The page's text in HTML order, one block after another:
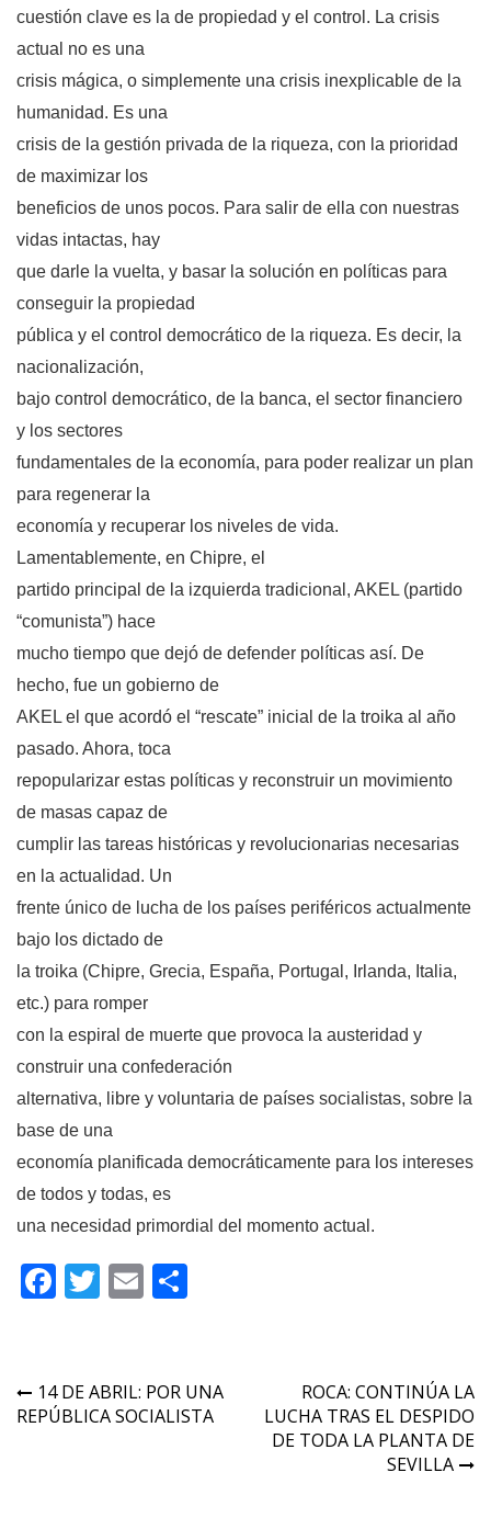
cuestión clave es la de propiedad y el control. La crisis
actual no es una
crisis mágica, o simplemente una crisis inexplicable de la
humanidad. Es una
crisis de la gestión privada de la riqueza, con la prioridad
de maximizar los
beneficios de unos pocos. Para salir de ella con nuestras
vidas intactas, hay
que darle la vuelta, y basar la solución en políticas para
conseguir la propiedad
pública y el control democrático de la riqueza. Es decir, la
nacionalización,
bajo control democrático, de la banca, el sector financiero
y los sectores
fundamentales de la economía, para poder realizar un plan
para regenerar la
economía y recuperar los niveles de vida.
Lamentablemente, en Chipre, el
partido principal de la izquierda tradicional, AKEL (partido
“comunista”) hace
mucho tiempo que dejó de defender políticas así. De
hecho, fue un gobierno de
AKEL el que acordó el “rescate” inicial de la troika al año
pasado. Ahora, toca
repopularizar estas políticas y reconstruir un movimiento
de masas capaz de
cumplir las tareas históricas y revolucionarias necesarias
en la actualidad. Un
frente único de lucha de los países periféricos actualmente
bajo los dictado de
la troika (Chipre, Grecia, España, Portugal, Irlanda, Italia,
etc.) para romper
con la espiral de muerte que provoca la austeridad y
construir una confederación
alternativa, libre y voluntaria de países socialistas, sobre la
base de una
economía planificada democráticamente para los intereses
de todos y todas, es
una necesidad primordial del momento actual.
Facebook
Twitter
Email
Navegación
de
14 DE ABRIL: POR UNA
REPÚBLICA SOCIALISTA
ROCA: CONTINÚA LA
LUCHA TRAS EL DESPIDO
DE TODA LA PLANTA DE
SEVILLA